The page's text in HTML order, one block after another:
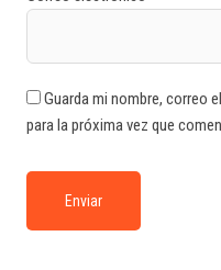
Guarda mi nombre, correo
para la próxima vez que